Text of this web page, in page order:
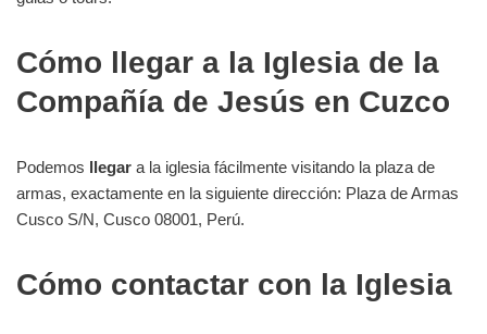
Cómo llegar a la Iglesia de la
Compañía de Jesús en Cuzco
Podemos llegar a la iglesia fácilmente visitando la plaza de
armas, exactamente en la siguiente dirección: Plaza de Armas
Cusco S/N, Cusco 08001, Perú.
Cómo contactar con la Iglesia